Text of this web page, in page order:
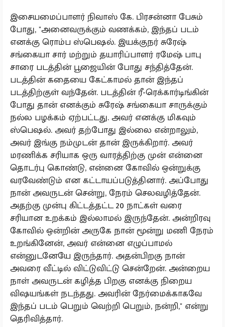
இசையமைப்பாளர் நிவாஸ் கே. பிரசன்னா பேசும்
போது, "அனைவருக்கும் வணக்கம், இந்தப் படம்
எனக்கு ரொம்ப ஸ்பெஷல். இயக்குநர் சுரேஷ்
சங்கையா சார் மற்றும் தயாரிப்பாளர் ரமேஷ் பாபு
சாரை படத்தின் பூஜையின் போது சந்தித்தேன்.
படத்தின் கதையை கேட்காமல் தான் இந்தப்
படத்திற்குள் வந்தேன். படத்தின் ரீ-ரெக்கார்டிங்கின்
போது தான் எனக்கும் சுரேஷ் சங்கையா சாருக்கும்
நல்ல பழக்கம் ஏற்பட்டது. அவர் எனக்கு மிகவும்
ஸ்பெஷல். அவர் தற்போது இல்லை என்றாலும்,
அவர் இங்கு நம்முடன் தான் இருக்கிறார். அவர்
மரணிக்க சரியாக ஒரு வாரத்திற்கு முன் என்னை
தொடர்பு கொண்டு, என்னை கோவில் ஒன்றுக்கு
வரவேண்டும் என கட்டாயப்படுத்தினார். அப்போது
நான் அவருடன் சென்று, நேரம் செலவழித்தேன்.
அதற்கு முன்பு கிட்டத்தட்ட 20 நாட்கள் வரை
சரியான உறக்கம் இல்லாமல் இருந்தேன். அன்றிரவு
கோவில் ஒன்றின் அருகே நான் மூன்று மணி நேரம்
உறங்கினேன், அவர் என்னை எழுப்பாமல்
என்னுடனேயே இருந்தார். அதன்பிறகு நான்
அவரை வீட்டில் விட்டுவிட்டு சென்றேன். அன்றைய
நாள் அவருடன் கழித்த பிறகு எனக்கு நிறைய
விஷயங்கள் நடந்தது. அவரின் நேர்மைக்காகவே
இந்தப் படம் பெறும் வெற்றி பெறும், நன்றி," என்று
தெரிவித்தார்.